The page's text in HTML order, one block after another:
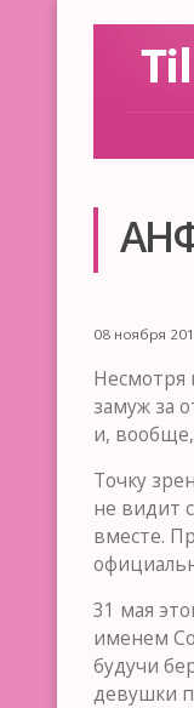
08 ноября
Несмотря
замуж за
и,
Точку
не видит
вместе.
31 мая
именем
будучи
девушки